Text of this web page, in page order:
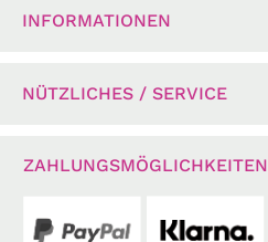
INFORMATIONEN
NÜTZLICHES / SERVICE
ZAHLUNGSMÖGLICHKEITEN